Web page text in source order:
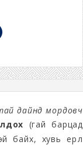
дайнд мордовч
(гай барцад
байх, хувь ерөөл